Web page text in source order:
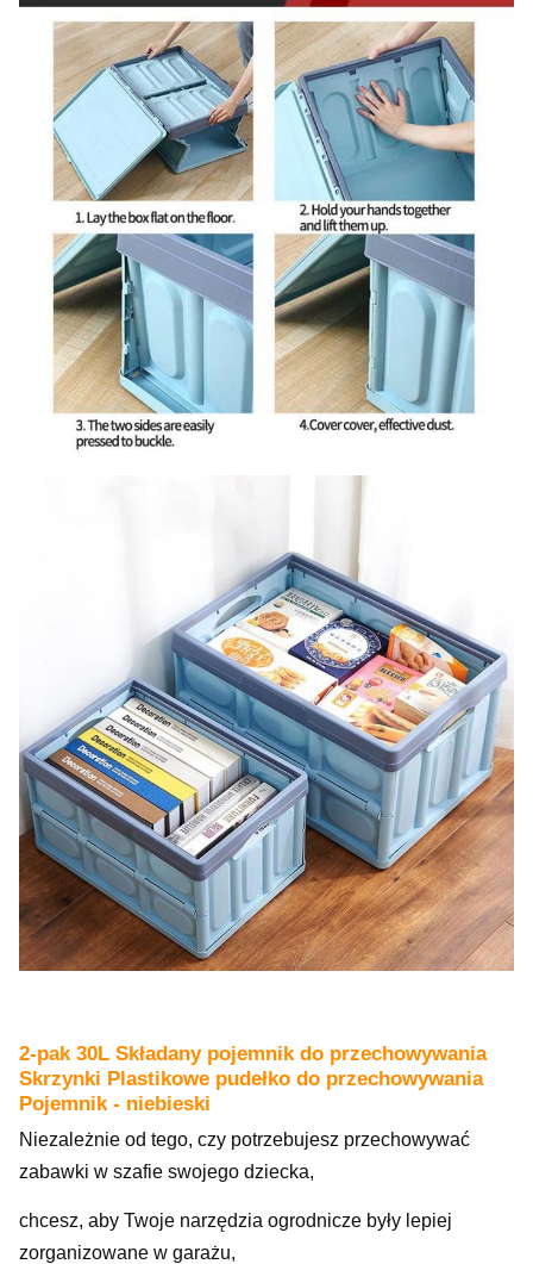
2-pak 30L Składany pojemnik do przechowywania
Skrzynki Plastikowe pudełko do przechowywania
Pojemnik - niebieski
Niezależnie od tego, czy potrzebujesz przechowywać
zabawki w szafie swojego dziecka,
chcesz, aby Twoje narzędzia ogrodnicze były lepiej
zorganizowane w garażu,